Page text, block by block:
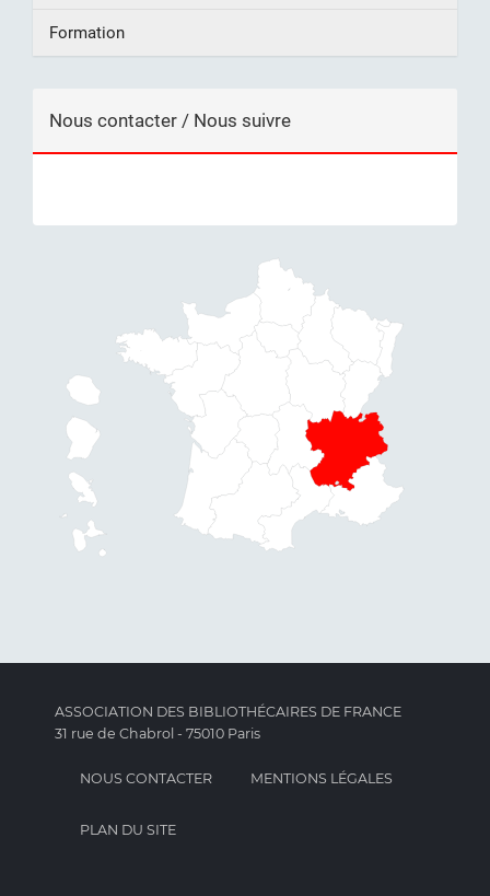
Formation
Nous contacter / Nous suivre
ASSOCIATION DES BIBLIOTHÉCAIRES DE FRANCE
31 rue de Chabrol - 75010 Paris
NOUS CONTACTER MENTIONS LÉGALES
PLAN DU SITE